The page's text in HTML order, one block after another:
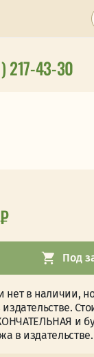
217-43-30
Под
нет в наличии,
издательстве.
и
в издательстве.